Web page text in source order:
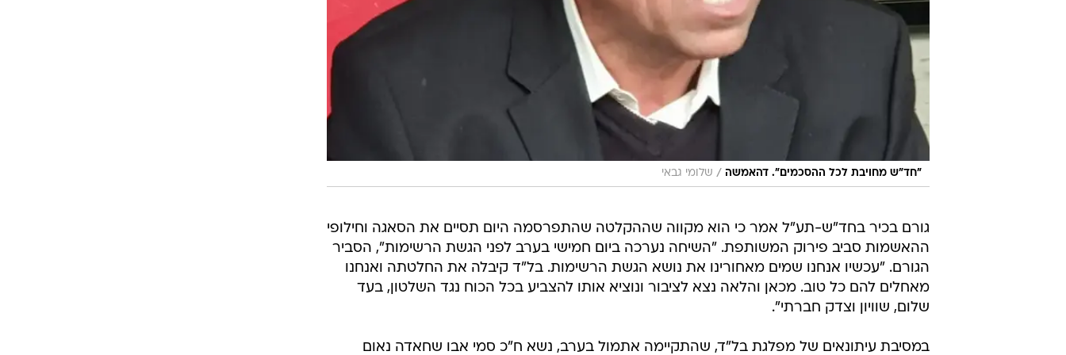
"חד"ש מחויבת לכל ההסכמים". דהאמשה / שלומי גבאי
גורם בכיר בחד"ש-תע"ל אמר כי הוא מקווה שההקלטה שהתפרסמה היום תסיים את הסאגה וחילופי
ההאשמות סביב פירוק המשותפת. "השיחה נערכה ביום חמישי בערב לפני הגשת הרשימות", הסביר
הגורם. "עכשיו אנחנו שמים מאחורינו את נושא הגשת הרשימות. בל"ד קיבלה את החלטתה ואנחנו
מאחלים להם כל טוב. מכאן והלאה נצא לציבור ונוציא אותו להצביע בכל הכוח נגד השלטון, בעד
שלום, שוויון וצדק חברתי".
במסיבת עיתונאים של מפלגת בל"ד, שהתקיימה אתמול בערב, נשא ח"כ סמי אבו שחאדה נאום